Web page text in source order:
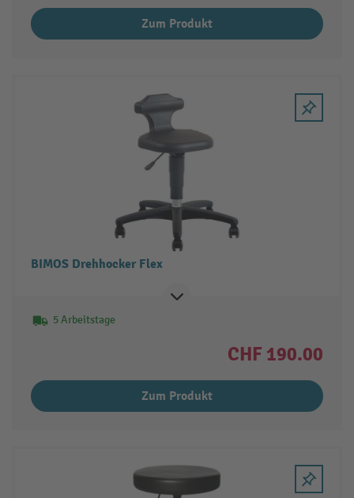
Zum Produkt
BIMOS Drehhocker Flex
5 Arbeitstage
CHF 190.00
Zum Produkt